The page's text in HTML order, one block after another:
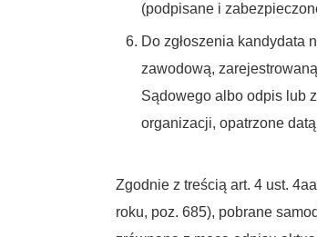
(podpisane i
Do zgłoszenia kandydata
zawodową,
Sądowego albo odpis lub
organizacji, opatrzone
Zgodnie z treścią art. 4 ust.
roku, poz. 685), pobrane